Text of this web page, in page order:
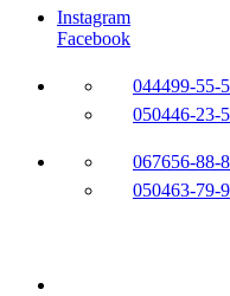
Instagram
Facebook
044499-55-
050446-23-
067656-88-
050463-79-